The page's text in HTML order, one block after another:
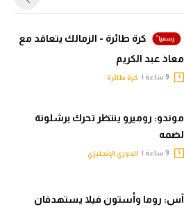
كرة طائرة - الزمالك يتعاقد مع
معاذ عبد الكريم
كرة طائرة
موندو: روميرو ينتظر تحرك برشلونة
لضمه
الدوري الإنجليزي
آس: روما وأستون فيلا يستهدفان